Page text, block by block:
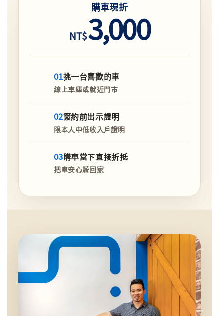
購車現折
NT$3,000
01挑一台喜歡的車
線上車庫或就近門市
02簽約前出示證明
限本人中低收入戶證明
03購車當下直接折抵
把車安心騎回家